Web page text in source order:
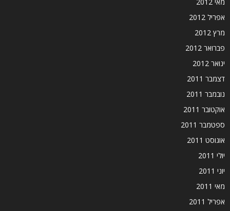
אפריל 2012
מרץ 2012
פברואר 2012
ינואר 2012
דצמבר 2011
נובמבר 2011
אוקטובר 2011
ספטמבר 2011
אוגוסט 2011
יולי 2011
יוני 2011
מאי 2011
אפריל 2011